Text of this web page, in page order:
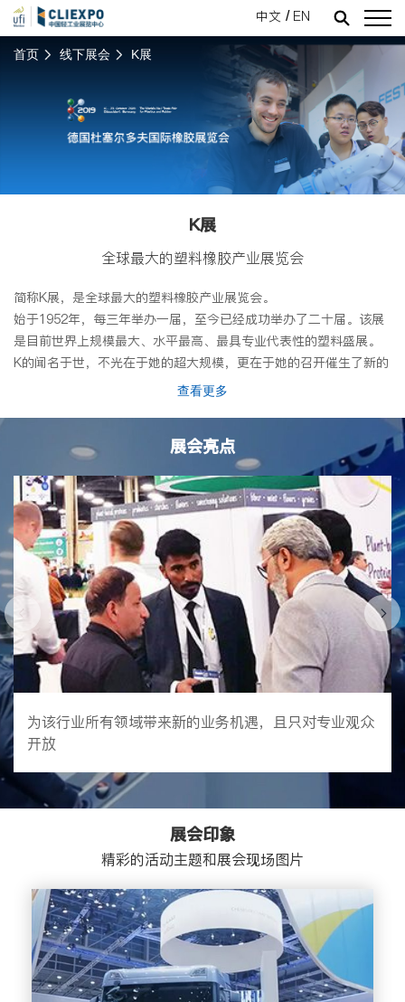
中文 / EN
领导关怀 展会回顾 新闻资讯
近期举办展会 往期举办展会
线上展会介绍
即将举办的展会 展商报名
关于中心
主管单位 领导关怀
展商报名
即将举办的展会 展商报名
加入我们
首页 线下展会 K展
K展
全球最大的塑料橡胶产业展览会
简称K展，是全球最大的塑料橡胶产业展览会。
始于1952年，每三年举办一届，至今已经成功举办了二十届。该展
是目前世界上规模最大、水平最高、最具专业代表性的塑料盛展。
K的闻名于世，不光在于她的超大规模，更在于她的召开催生了新的
激励因素，也为该行业所有领域带来新的业务机遇。该展会只对专
我中心负责历届展会中的中国馆部分。
查看更多
展会亮点
为该行业所有领域带来新的业务机遇，且只对专业观众
开放
展会印象
精彩的活动主题和展会现场图片